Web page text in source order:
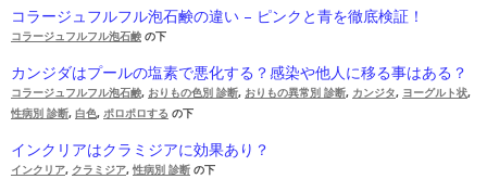
コラージュフルフル泡石鹸の違い – ピンクと青を徹底検証！
コラージュフルフル泡石鹸 の下
カンジダはプールの塩素で悪化する？感染や他人に移る事はある？
コラージュフルフル泡石鹸, おりもの色別 診断, おりもの異常別 診断, カンジタ, ヨーグルト状,
性病別 診断, 白色, ポロポロする の下
インクリアはクラミジアに効果あり？
インクリア, クラミジア, 性病別 診断 の下